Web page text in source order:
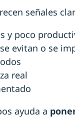
señales
y poco
evitan o se
real
ayuda a